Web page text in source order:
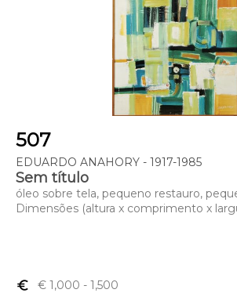
507
EDUARDO ANAHORY - 1917-1985
Sem título
óleo sobre tela, pequeno restauro,
Dimensões (altura x comprimento x
euro_symbol € 1,000 - 1,500